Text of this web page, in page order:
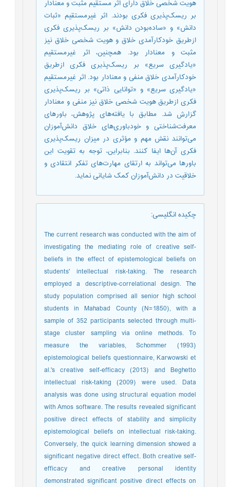
هویت شخصی خلاق دارای اثر مستقیم مثبت و معنادار
بر ریسک‌پذیری فکری بودند. اثر غیرمستقیم «ثبات
دانش» و «ساده‌بودن دانش» بر ریسک‌پذیری فکری
ازطریق خودکارآمدی خلاق و هویت شخصی خلاق نیز
مثبت و معنادار بود. همچنین، اثر غیرمستقیم
«یادگیری سریع» بر ریسک‌پذیری فکری ازطریق
خودکارآمدی خلاق منفی و معنادار بود. اثر غیرمستقیم
«یادگیری سریع» و «توانایی ذاتی» بر ریسک‌پذیری
فکری ازطریق هویت شخصی خلاق نیز منفی و معنادار
گزارش شد. مطابق با یافته‌های پژوهش، باورهای
معرفت‌شناختی و خودباوری‌های خلاق دانش‌آموزان
می‌توانند نقش مهم و مؤثری در میزان ریسک‌پذیری
فکری آن‌ها ایفا کنند. بنابراین، توجه به تقویت این
باورها می‌تواند به ارتقای مهارت‌های تفکر انتقادی و
خلاقیت در دانش‌آموزان کمک شایانی نماید.
چکیده انگلیسی:
The current research was conducted with the aim of
investigating the mediating role of creative self-
beliefs in the effect of epistemological beliefs on
students' intellectual risk-taking. The research
employed a descriptive-correlational design. The
study population comprised all senior high school
students in Mahabad County (N=1850), with a
sample of 352 participants selected through multi-
stage cluster sampling via online methods. To
measure the variables, Schommer (1993)
epistemological beliefs questionnaire, Karwowski et
al.'s creative self-efficacy (2013) and Beghetto
intellectual risk-taking (2009) were used. Data
analysis was done using structural equation model
with Amos software. The results revealed significant
positive direct effects of stability and simplicity
epistemological beliefs on intellectual risk-taking.
Conversely, the quick learning dimension showed a
significant negative direct effect. Both creative self-
efficacy and creative personal identity
demonstrated significant positive direct effects on